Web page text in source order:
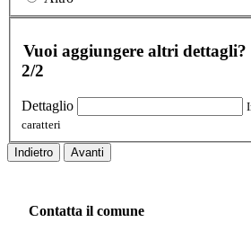
Vuoi aggiungere altri dettagli?
2/2
Dettaglio
caratteri
Indietro Avanti
Contatta il comune